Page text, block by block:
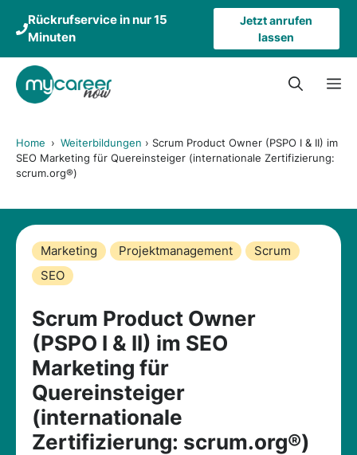
Inhalt
Rückrufservice in nur 15
Minuten
Jetzt anrufen
lassen
Home › Weiterbildungen › Scrum Product Owner (PSPO I & II) im
SEO Marketing für Quereinsteiger (internationale Zertifizierung:
scrum.org®)
Marketing Projektmanagement
Scrum
SEO
Scrum Product Owner
(PSPO I & II) im SEO
Marketing für
Quereinsteiger
(internationale
Zertifizierung: scrum.org®)